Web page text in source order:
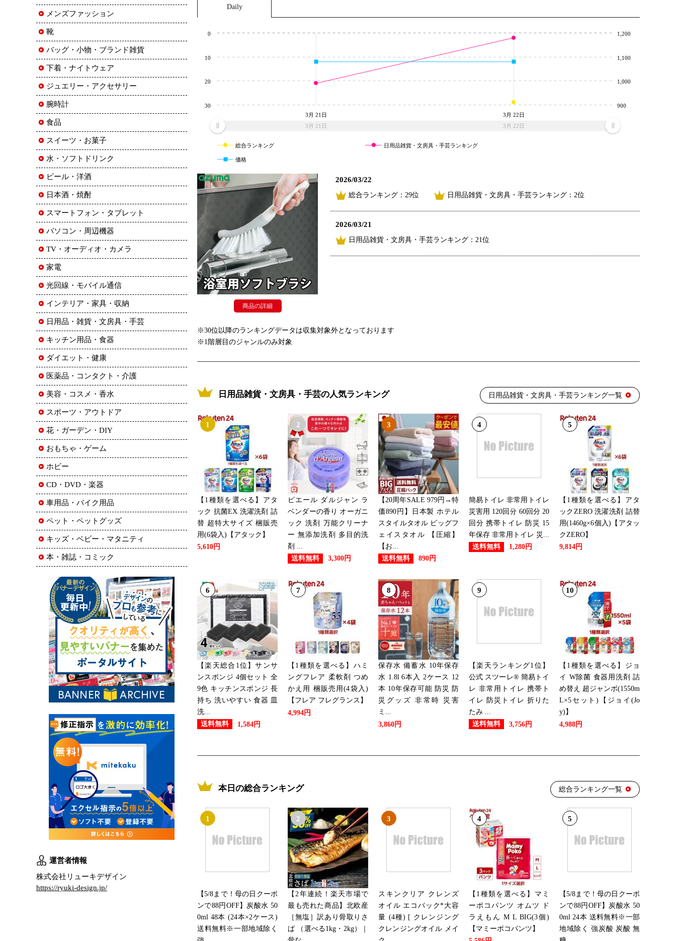
Daily
3月 21日 3月 22日
3月 21日 3月 22日
0
10
20
30 900
1,000
1,100
1,200
総合ランキング 日用品雑貨・文房具・手芸ランキング
価格
2026/03/22
総合ランキング：29位 日用品雑貨・文房具・手芸ランキング：2位
2026/03/21
日用品雑貨・文房具・手芸ランキング：21位
商品の詳細
※30位以降のランキングデータは収集対象外となっております
※1階層目のジャンルのみ対象
日用品雑貨・文房具・手芸の人気ランキング 日用品雑貨・文房具・手芸ランキング一覧
1
【1種類を選べる】アタ
ック 抗菌EX 洗濯洗剤 詰
替 超特大サイズ 梱販売
用(6袋入)【アタック】
5,610円
2
ピエール ダルジャン ラ
ベンダーの香り オーガニ
ック 洗剤 万能クリーナ
ー 無添加洗剤 多目的洗
剤 ...
送料無料
3,300円
3
【20周年SALE 979円→特
価890円】日本製 ホテル
スタイルタオル ビッグフ
ェイスタオル 【圧縮】
【お...
送料無料
890円
4
簡易トイレ 非常用トイレ
災害用 120回分 60回分 20
回分 携帯トイレ 防災 15
年保存 非常用トイレ 災...
送料無料
1,280円
5
【1種類を選べる】アタ
ックZERO 洗濯洗剤 詰替
用(1460g×6個入)【アタッ
クZERO】
9,814円
6
【楽天総合1位】サンサ
ンスポンジ 4個セット 全
9色 キッチンスポンジ 長
持ち 洗いやすい 食器 皿
洗...
送料無料
1,584円
7
【1種類を選べる】ハミ
ングフレア 柔軟剤 つめ
かえ用 梱販売用(4袋入)
【フレア フレグランス】
4,994円
8
保存水 備蓄水 10年保存
水 1.8l 6本入 2ケース 12
本 10年保存可能 防災 防
災グッズ 非常時 災害
ミ...
3,860円
9
【楽天ランキング1位】
公式 スツーレ® 簡易トイ
レ 非常用トイレ 携帯ト
イレ 防災トイレ 折りた
たみ ...
送料無料
3,756円
10
【1種類を選べる】ジョ
イ W除菌 食器用洗剤 詰
め替え 超ジャンボ(1550m
L×5セット)【ジョイ(Jo
y)】
4,988円
本日の総合ランキング 総合ランキング一覧
1
【5/8まで！母の日クーポ
ンで88円OFF】炭酸水 50
0ml 48本 (24本×2ケース)
送料無料※一部地域除く
2
【2年連続！楽天市場で
最も売れた商品】北欧産
［無塩］訳あり骨取りさ
ば （選べる1kg・2kg）｜
3
スキンクリア クレンズ
オイル エコパック*大容
量 (4種) [ クレンジング
クレンジングオイル メイ
4
【1種類を選べる】マミ
ーポコパンツ オムツ ド
ラえもん M L BIG(3個)
【マミーポコパンツ】
5
【5/8まで！母の日クーポ
ンで88円OFF】炭酸水 50
0ml 24本 送料無料※一部
地域除く 強炭酸 炭酸 無
メンズファッション
靴
バッグ・小物・ブランド雑貨
下着・ナイトウェア
ジュエリー・アクセサリー
腕時計
食品
スイーツ・お菓子
水・ソフトドリンク
ビール・洋酒
日本酒・焼酎
スマートフォン・タブレット
パソコン・周辺機器
TV・オーディオ・カメラ
家電
光回線・モバイル通信
インテリア・家具・収納
日用品・雑貨・文房具・手芸
キッチン用品・食器
ダイエット・健康
医薬品・コンタクト・介護
美容・コスメ・香水
スポーツ・アウトドア
花・ガーデン・DIY
おもちゃ・ゲーム
ホビー
CD・DVD・楽器
車用品・バイク用品
ペット・ペットグッズ
キッズ・ベビー・マタニティ
本・雑誌・コミック
運営者情報
株式会社リューキデザイン
https://ryuki-design.jp/